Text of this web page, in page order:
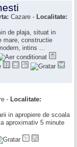
Cazare - Localitate:
de plaja, situat in
mare, constructie
intins ...
- Localitate:
in apropiere de scoala
aproximativ 5 minute